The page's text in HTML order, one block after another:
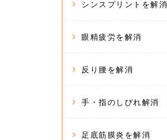
シンスプリントを解消
眼精疲労を解消
反り腰を解消
手・指のしびれ解消
足底筋膜炎を解消